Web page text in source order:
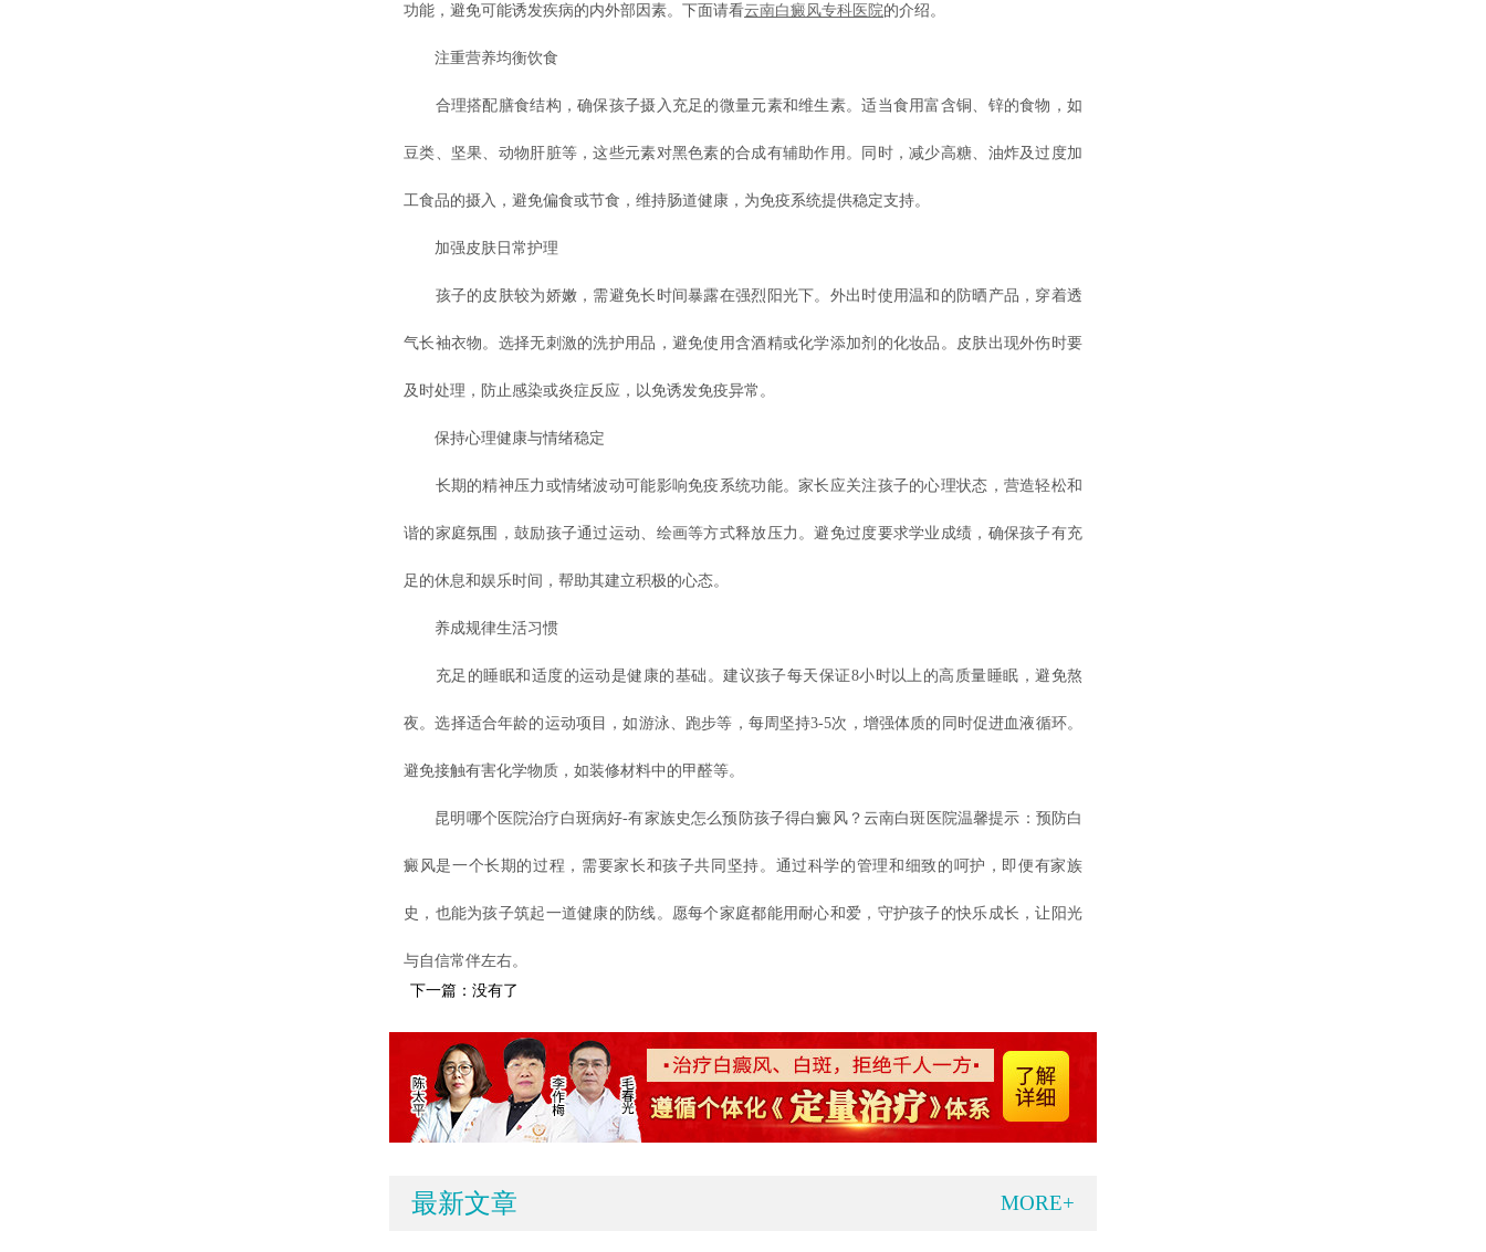
功能，避免可能诱发疾病的内外部因素。下面请看云南白癜风专科医院的介绍。
注重营养均衡饮食
合理搭配膳食结构，确保孩子摄入充足的微量元素和维生素。适当食用富含铜、锌的食物，如
豆类、坚果、动物肝脏等，这些元素对黑色素的合成有辅助作用。同时，减少高糖、油炸及过度加
工食品的摄入，避免偏食或节食，维持肠道健康，为免疫系统提供稳定支持。
加强皮肤日常护理
孩子的皮肤较为娇嫩，需避免长时间暴露在强烈阳光下。外出时使用温和的防晒产品，穿着透
气长袖衣物。选择无刺激的洗护用品，避免使用含酒精或化学添加剂的化妆品。皮肤出现外伤时要
及时处理，防止感染或炎症反应，以免诱发免疫异常。
保持心理健康与情绪稳定
长期的精神压力或情绪波动可能影响免疫系统功能。家长应关注孩子的心理状态，营造轻松和
谐的家庭氛围，鼓励孩子通过运动、绘画等方式释放压力。避免过度要求学业成绩，确保孩子有充
足的休息和娱乐时间，帮助其建立积极的心态。
养成规律生活习惯
充足的睡眠和适度的运动是健康的基础。建议孩子每天保证8小时以上的高质量睡眠，避免熬
夜。选择适合年龄的运动项目，如游泳、跑步等，每周坚持3-5次，增强体质的同时促进血液循环。
避免接触有害化学物质，如装修材料中的甲醛等。
昆明哪个医院治疗白斑病好-有家族史怎么预防孩子得白癜风？云南白斑医院温馨提示：预防白
癜风是一个长期的过程，需要家长和孩子共同坚持。通过科学的管理和细致的呵护，即便有家族
史，也能为孩子筑起一道健康的防线。愿每个家庭都能用耐心和爱，守护孩子的快乐成长，让阳光
与自信常伴左右。
下一篇：没有了
最新文章 MORE+